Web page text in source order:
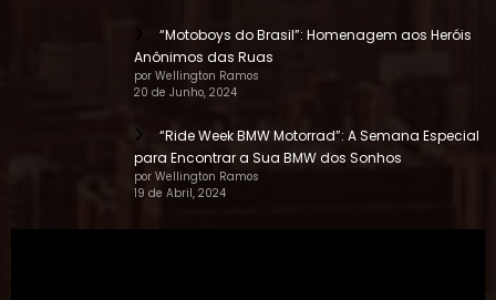
“Motoboys do Brasil”: Homenagem aos Heróis
Anônimos das Ruas
por Wellington Ramos
20 de Junho, 2024
“Ride Week BMW Motorrad”: A Semana Especial
para Encontrar a Sua BMW dos Sonhos
por Wellington Ramos
19 de Abril, 2024